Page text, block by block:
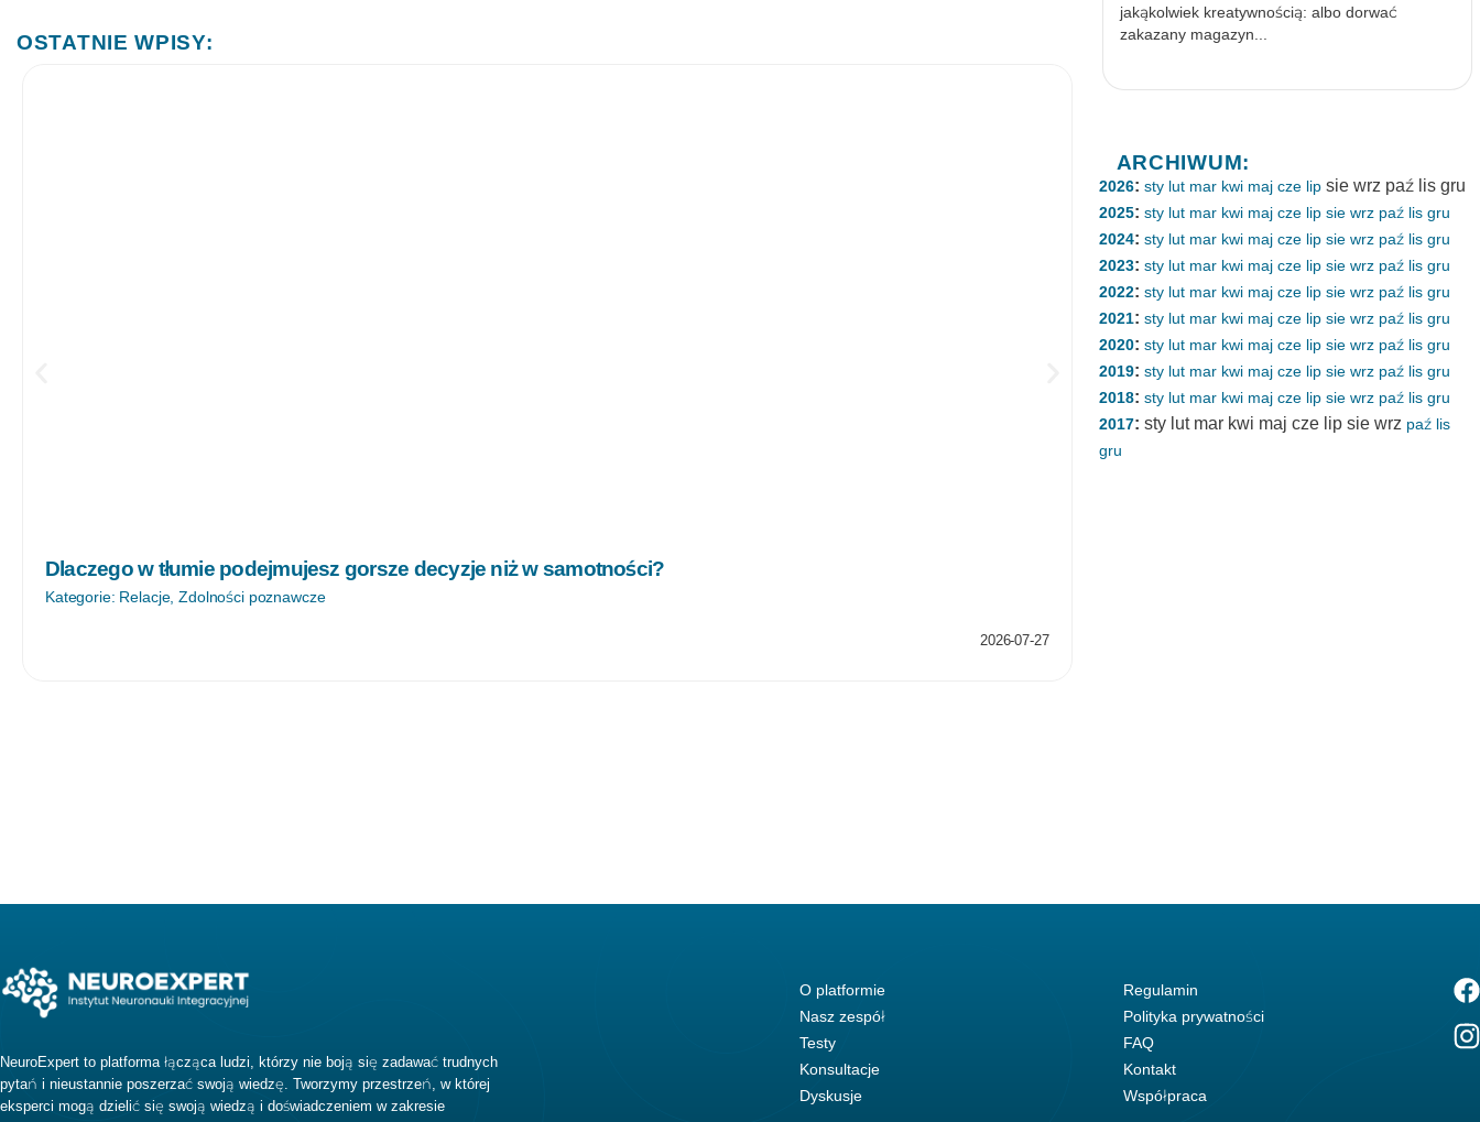
OSTATNIE WPISY:
Dlaczego w tłumie podejmujesz gorsze decyzje niż w samotności?
Kategorie: Relacje,Zdolności poznawcze
2026-07-27
jakąkolwiek kreatywnością: albo dorwać
zakazany magazyn...
ARCHIWUM:
2026: sty lut mar kwi maj cze lip sie wrz paź lis gru
2025: sty lut mar kwi maj cze lip sie wrz paź lis gru
2024: sty lut mar kwi maj cze lip sie wrz paź lis gru
2023: sty lut mar kwi maj cze lip sie wrz paź lis gru
2022: sty lut mar kwi maj cze lip sie wrz paź lis gru
2021: sty lut mar kwi maj cze lip sie wrz paź lis gru
2020: sty lut mar kwi maj cze lip sie wrz paź lis gru
2019: sty lut mar kwi maj cze lip sie wrz paź lis gru
2018: sty lut mar kwi maj cze lip sie wrz paź lis gru
2017: sty lut mar kwi maj cze lip sie wrz paź lis
gru
NeuroExpert to platforma łącząca ludzi, którzy nie boją się zadawać trudnych
pytań i nieustannie poszerzać swoją wiedzę. Tworzymy przestrzeń, w której
eksperci mogą dzielić się swoją wiedzą i doświadczeniem w zakresie
O platformie
Nasz zespół
Testy
Konsultacje
Dyskusje
Regulamin
Polityka prywatności
FAQ
Kontakt
Współpraca